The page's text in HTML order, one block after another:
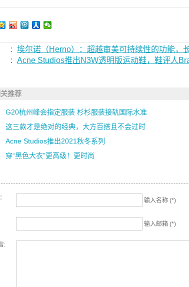
:
埃尔诺（Herno）：超越审美可持续性的功能，
:
Acne Studios推出N3W透明版运动鞋，鞋评人
推荐
G20杭州峰会指定服装 杉杉服装接轨国际水准
这三款才是绝对的经典，大方百搭且不会过时
Acne Studios推出2021秋冬系列
穿“黑色大衣”更高级！更时尚
输入名称 (*)
输入邮箱 (*)
: